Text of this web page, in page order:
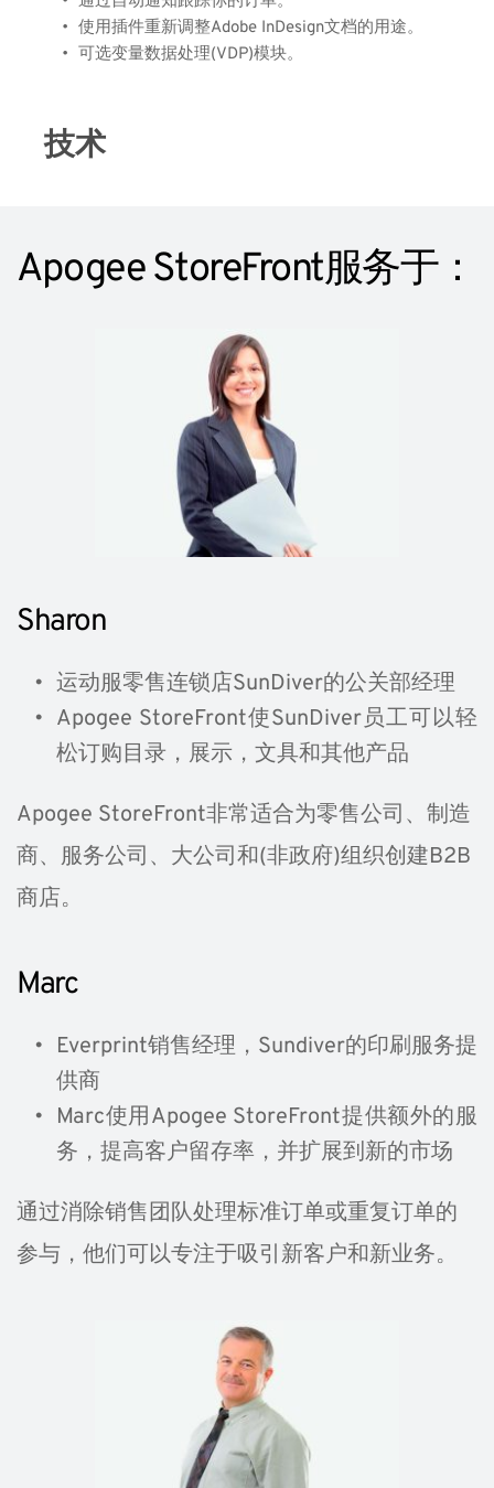
使用插件重新调整Adobe InDesign文档的用途。
可选变量数据处理(VDP)模块。
技术
Apogee StoreFront服务于：
Sharon
运动服零售连锁店SunDiver的公关部经理
Apogee StoreFront使SunDiver员工可以轻
松订购目录，展示，文具和其他产品
Apogee StoreFront非常适合为零售公司、制造
商、服务公司、大公司和(非政府)组织创建B2B
商店。
Marc
Everprint销售经理， Sundiver的印刷服务提
供商
Marc使用Apogee StoreFront提供额外的服
务，提高客户留存率，并扩展到新的市场
通过消除销售团队处理标准订单或重复订单的
参与，他们可以专注于吸引新客户和新业务。